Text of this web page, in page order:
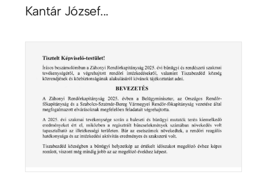
Kantár József...